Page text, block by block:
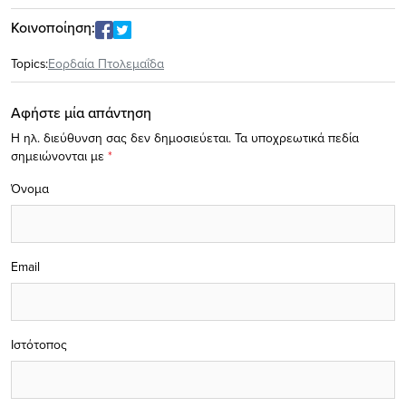
Κοινοποίηση:
Topics:Εορδαία Πτολεμαΐδα
Αφήστε μία απάντηση
Η ηλ. διεύθυνση σας δεν δημοσιεύεται. Τα υποχρεωτικά πεδία
σημειώνονται με *
Όνομα
Email
Ιστότοπος